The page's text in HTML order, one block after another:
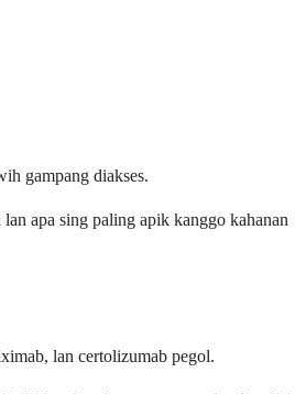
gampang diakses.
apa sing paling apik kanggo kahanan
lan certolizumab pegol.